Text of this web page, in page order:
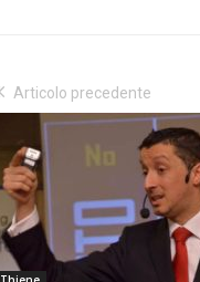
Articolo precedente